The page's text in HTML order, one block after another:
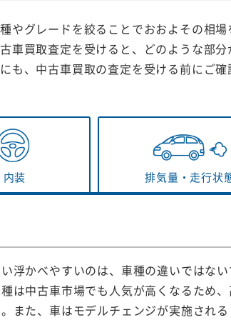
やグレードを絞ることでおおよその相場
車買取査定を受けると、どのような部分
も、中古車買取の査定を受ける前にご確
内装 排気量・ 走行状
浮かべやすいのは、車種の違いではない
は中古車市場でも人気が高くなるため
また、車はモデルチェンジが実施され